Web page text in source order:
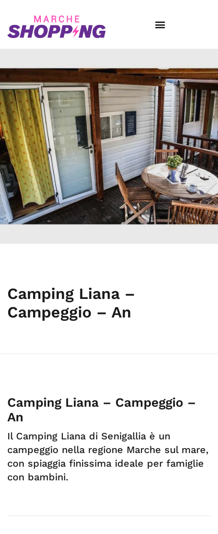
Camping Liana –
Campeggio – An
Camping Liana – Campeggio –
An
Il Camping Liana di Senigallia è un
campeggio nella regione Marche sul mare,
con spiaggia finissima ideale per famiglie
con bambini.